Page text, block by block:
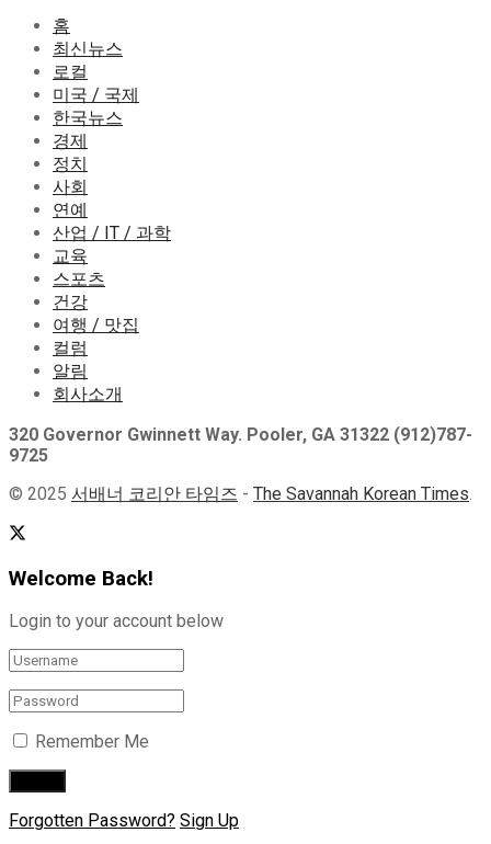
홈
최신뉴스
로컬
미국 / 국제
한국뉴스
경제
정치
사회
연예
산업 / IT / 과학
교육
스포츠
건강
여행 / 맛집
컬럼
알림
회사소개
320 Governor Gwinnett Way. Pooler, GA 31322 (912)787-
9725
© 2025 서배너 코리안 타임즈 - The Savannah Korean Times.
Welcome Back!
Login to your account below
Remember Me
Forgotten Password? Sign Up